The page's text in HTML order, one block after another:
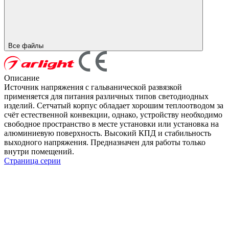
Все файлы
Описание
Источник напряжения с гальванической развязкой
применяется для питания различных типов светодиодных
изделий. Сетчатый корпус обладает хорошим теплоотводом за
счёт естественной конвекции, однако, устройству необходимо
свободное пространство в месте установки или установка на
алюминиевую поверхность. Высокий КПД и стабильность
выходного напряжения. Предназначен для работы только
внутри помещений.
Страница серии